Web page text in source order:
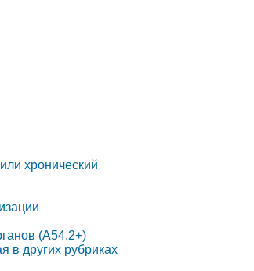
хронический
(A54.2+)
в других рубриках